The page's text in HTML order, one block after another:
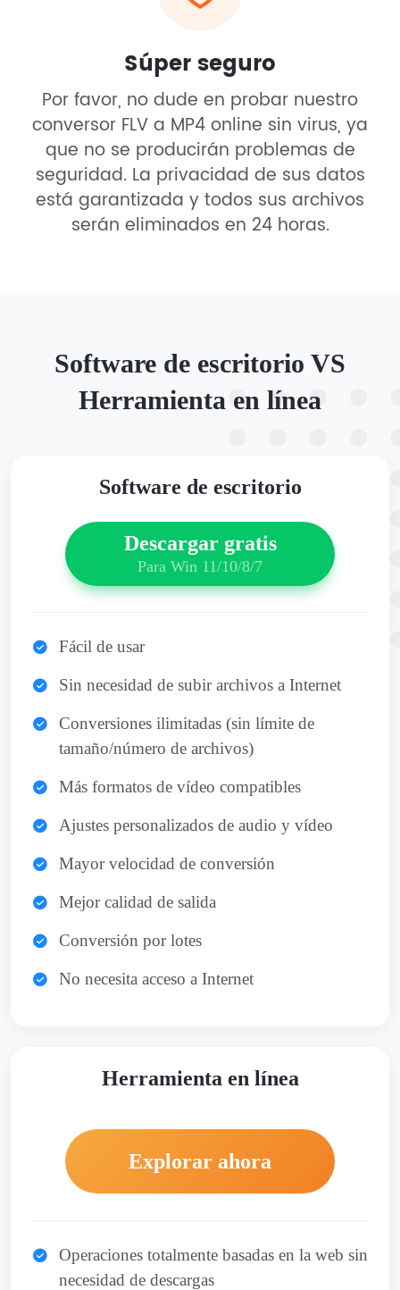
Súper seguro
Por favor, no dude en probar nuestro
conversor FLV a MP4 online sin virus, ya
que no se producirán problemas de
seguridad. La privacidad de sus datos
está garantizada y todos sus archivos
serán eliminados en 24 horas.
Software de escritorio VS
Herramienta en línea
Software de escritorio
Descargar gratis
Para Win 11/10/8/7
Fácil de usar
Sin necesidad de subir archivos a Internet
Conversiones ilimitadas (sin límite de
tamaño/número de archivos)
Más formatos de vídeo compatibles
Ajustes personalizados de audio y vídeo
Mayor velocidad de conversión
Mejor calidad de salida
Conversión por lotes
No necesita acceso a Internet
Herramienta en línea
Explorar ahora
Operaciones totalmente basadas en la web sin
necesidad de descargas